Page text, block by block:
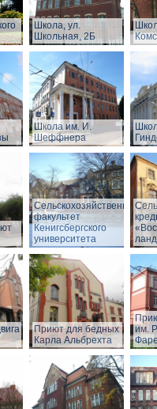
Школа, ул.
Школьная, 2Б
Школа им. И.
Шеффнера
Сельскохозяйственный
факультет
Кенигсбергского
университета
Приют для бедных
Карла Альбрехта
им.